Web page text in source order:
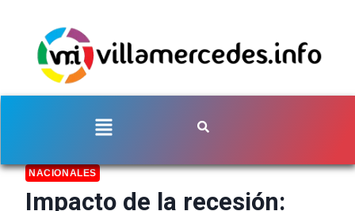
NACIONALES
Impacto de la recesión: